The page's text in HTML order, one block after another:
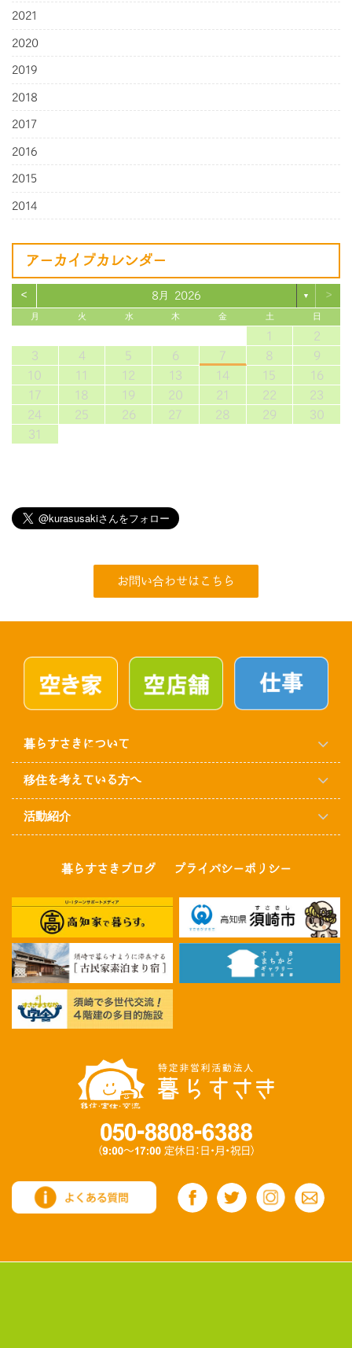
2021
2020
2019
2018
2017
2016
2015
2014
アーカイブカレンダー
< 8月 2026 ▼ >
月 火 水 木 金 土 日
1
2
3
4 5 6 7 8
9
10
11 12 13 14 15
16
17
18 19 20 21 22
23
24
25 26 27 28 29
30
31
お問い合わせはこちら
暮らすさきについて
移住を考えている方へ
活動紹介
暮らすさきブログ プライバシーポリシー